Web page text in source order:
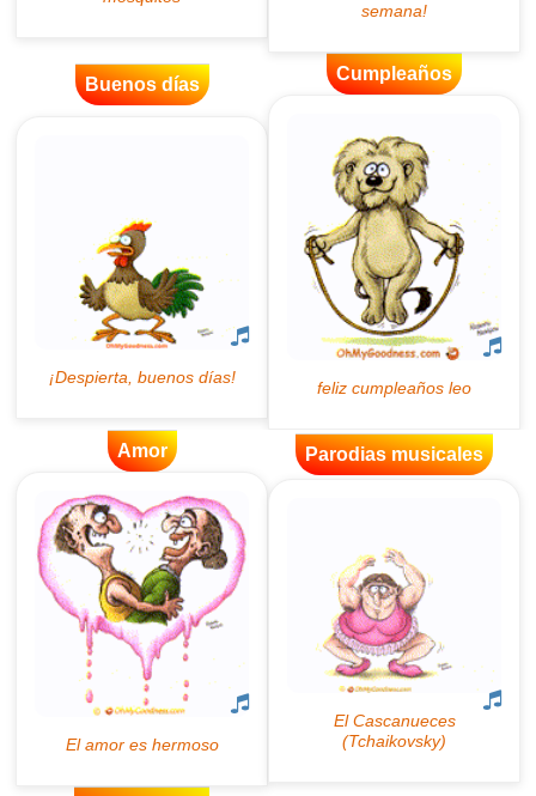
Buenos días
Cumpleaños
Amor Parodias musicales